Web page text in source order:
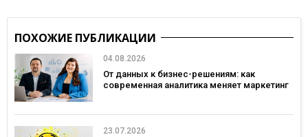
ПОХОЖИЕ ПУБЛИКАЦИИ
04.08.2026
От данных к бизнес-решениям: как
современная аналитика меняет маркетинг
23.07.2026